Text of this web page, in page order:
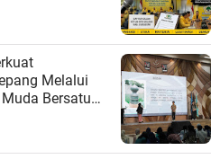
Melalui
Bersatu